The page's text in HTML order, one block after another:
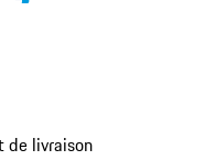
de livraison